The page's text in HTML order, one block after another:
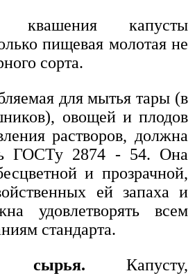
капусты
пищевая молотая не
сорта.
для мытья тары (в
овощей и плодов
растворов, должна
ГОСТу 2874 - 54. Она
и прозрачной,
ей запаха и
удовлетворять всем
стандарта.
сырья. Капусту,